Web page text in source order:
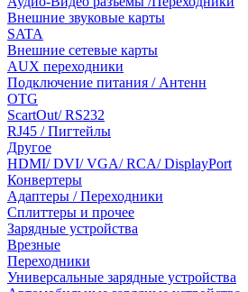
Внешние звуковые карты
SATA
Внешние сетевые карты
AUX переходники
Подключение питания / Антенн
OTG
ScartOut/ RS232
RJ45 / Пигтейлы
Другое
HDMI/ DVI/ VGA/ RCA/ DisplayPort
Конвертеры
Адаптеры / Переходники
Сплиттеры и прочее
Зарядные устройства
Врезные
Переходники
Универсальные зарядные устройства